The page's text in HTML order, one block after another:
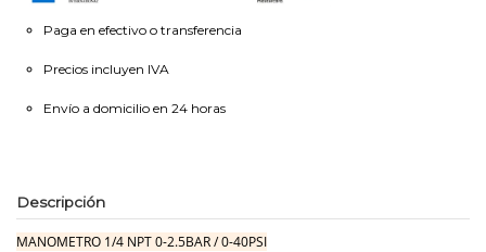
Paga en efectivo o transferencia
Precios incluyen IVA
Envío a domicilio en 24 horas
Descripción
MANOMETRO 1/4 NPT 0-2.5BAR / 0-40PSI